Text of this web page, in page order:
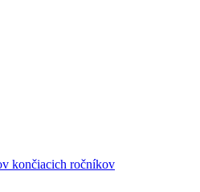
končiacich ročníkov